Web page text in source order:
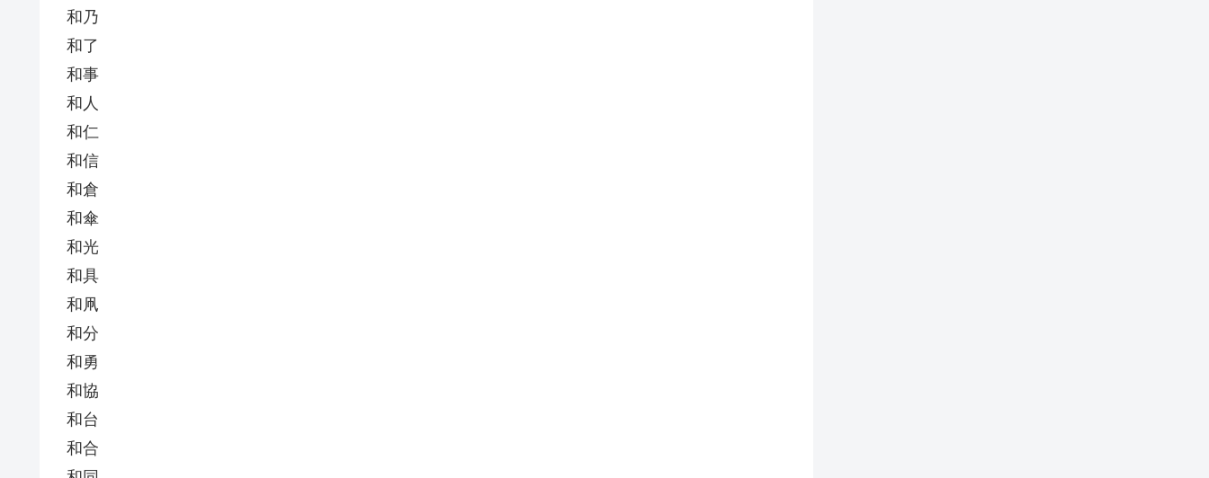
和乃
和了
和事
和人
和仁
和信
和倉
和傘
和光
和具
和凧
和分
和勇
和協
和台
和合